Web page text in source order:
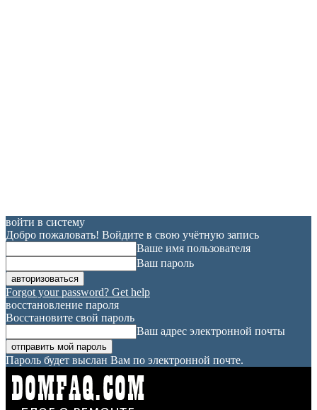
войти в систему
Добро пожаловать! Войдите в свою учётную запись
Ваше имя пользователя
Ваш пароль
Forgot your password? Get help
восстановление пароля
Восстановите свой пароль
Ваш адрес электронной почты
Пароль будет выслан Вам по электронной почте.